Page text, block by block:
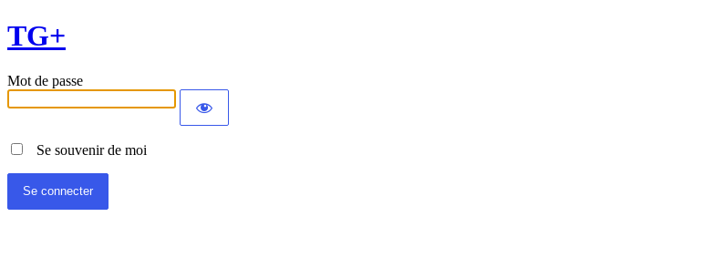
TG+
Mot de passe
Se souvenir de moi